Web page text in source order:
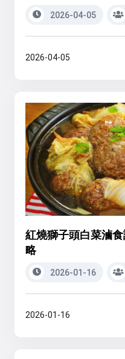
2026-04-05
2026-04-05
紅燒獅子頭白菜滷
略
2026-01-16
2026-01-16